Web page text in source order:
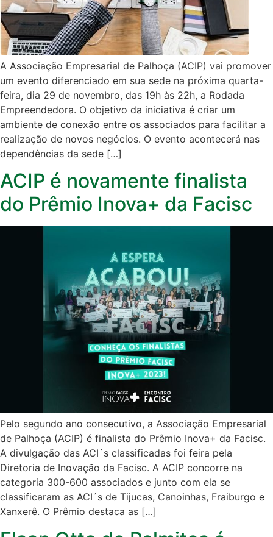
A Associação Empresarial de Palhoça (ACIP) vai promover
um evento diferenciado em sua sede na próxima quarta-
feira, dia 29 de novembro, das 19h às 22h, a Rodada
Empreendedora. O objetivo da iniciativa é criar um
ambiente de conexão entre os associados para facilitar a
realização de novos negócios. O evento acontecerá nas
dependências da sede […]
ACIP é novamente finalista
do Prêmio Inova+ da Facisc
Pelo segundo ano consecutivo, a Associação Empresarial
de Palhoça (ACIP) é finalista do Prêmio Inova+ da Facisc.
A divulgação das ACI´s classificadas foi feira pela
Diretoria de Inovação da Facisc. A ACIP concorre na
categoria 300-600 associados e junto com ela se
classificaram as ACI´s de Tijucas, Canoinhas, Fraiburgo e
Xanxerê. O Prêmio destaca as […]